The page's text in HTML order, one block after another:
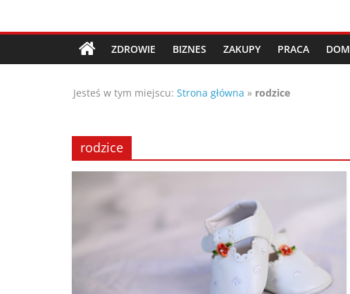
Porady,
wskazówki
oraz
ciekawe
rady
poznaj
ZDROWIE BIZNES ZAKUPY PRACA DOM
Jesteś w tym miejscu: Strona główna » rodzice
rodzice